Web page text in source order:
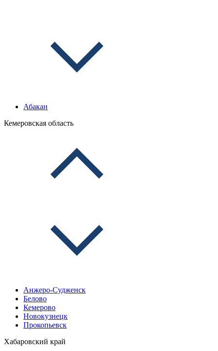
Абакан
Кемеровская область
Анжеро-Судженск
Белово
Кемерово
Новокузнецк
Прокопьевск
Хабаровский край